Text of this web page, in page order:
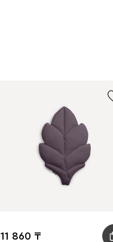
11 860